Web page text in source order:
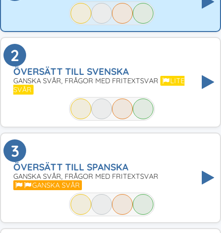
2
ÖVERSÄTT TILL SVENSKA
GANSKA SVÅR, FRÅGOR MED FRITEXTSVAR
LITE
SVÅR
3
ÖVERSÄTT TILL SPANSKA
GANSKA SVÅR, FRÅGOR MED FRITEXTSVAR
GANSKA SVÅR